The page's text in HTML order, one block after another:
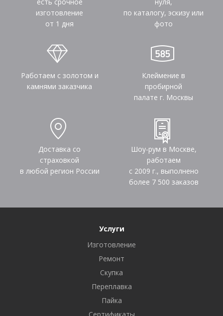
изготовление
от 1 дня
по каталогу, эскизу или
фото
Работаем с золотом и
камнями заказчика
Клеймение в
пробирной
палате г. Москвы
Доставка со
страховкой
в любой регион России
Шоу-рум в Москве,
работаем
с 2009 г., выполнено
более 7 500 заказов
Услуги
Изготовление
Ремонт
Скупка
Переплавка
Пайка